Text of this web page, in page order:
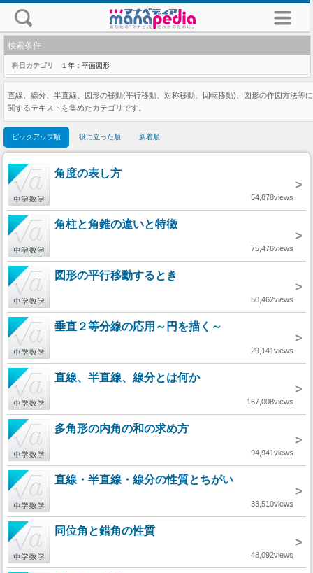
検索条件
科目カテゴリ １年：平面図形
直線、線分、半直線、図形の移動(平行移動、対称移動、回転移動)、図形の作図方法等に
関するテキストを集めたカテゴリです。
ピックアップ順 役に立った順 新着順
角度の表し方
>
54,878views
角柱と角錐の違いと特徴
>
75,476views
図形の平行移動するとき
>
50,462views
垂直２等分線の応用～円を描く～
>
29,141views
直線、半直線、線分とは何か
>
167,008views
多角形の内角の和の求め方
>
94,941views
直線・半直線・線分の性質とちがい
>
33,510views
同位角と錯角の性質
>
48,092views